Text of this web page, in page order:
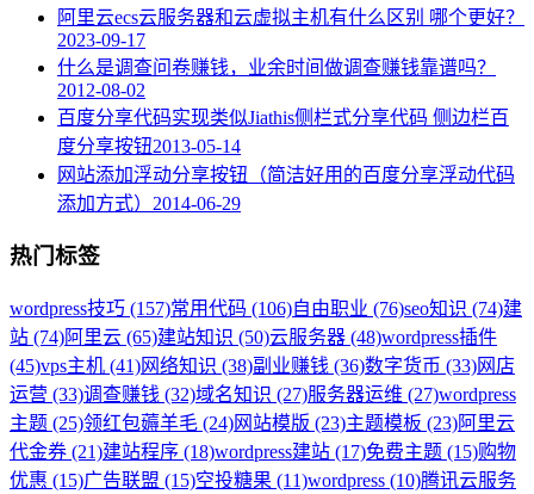
阿里云ecs云服务器和云虚拟主机有什么区别 哪个更好？
2023-09-17
什么是调查问卷赚钱，业余时间做调查赚钱靠谱吗？
2012-08-02
百度分享代码实现类似Jiathis侧栏式分享代码 侧边栏百
度分享按钮2013-05-14
网站添加浮动分享按钮（简洁好用的百度分享浮动代码
添加方式） 2014-06-29
热门标签
wordpress技巧 (157)常用代码 (106)自由职业 (76)seo知识 (74)建
站 (74)阿里云 (65)建站知识 (50)云服务器 (48)wordpress插件
(45)vps主机 (41)网络知识 (38)副业赚钱 (36)数字货币 (33)网店
运营 (33)调查赚钱 (32)域名知识 (27)服务器运维 (27)wordpress
主题 (25)领红包薅羊毛 (24)网站模版 (23)主题模板 (23)阿里云
代金券 (21)建站程序 (18)wordpress建站 (17)免费主题 (15)购物
优惠 (15)广告联盟 (15)空投糖果 (11)wordpress (10)腾讯云服务